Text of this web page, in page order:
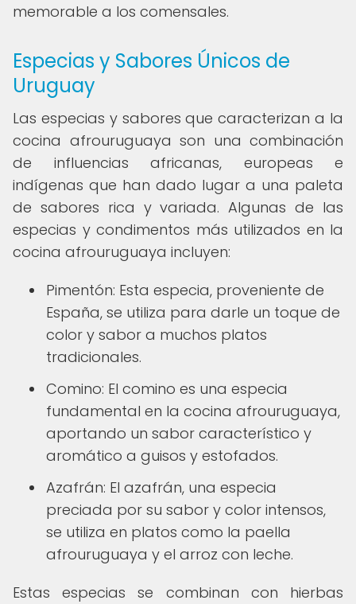
memorable a los comensales.
Especias y Sabores Únicos de
Uruguay
Las especias y sabores que caracterizan a la
cocina afrouruguaya son una combinación
de influencias africanas, europeas e
indígenas que han dado lugar a una paleta
de sabores rica y variada. Algunas de las
especias y condimentos más utilizados en la
cocina afrouruguaya incluyen:
Pimentón: Esta especia, proveniente de
España, se utiliza para darle un toque de
color y sabor a muchos platos
tradicionales.
Comino: El comino es una especia
fundamental en la cocina afrouruguaya,
aportando un sabor característico y
aromático a guisos y estofados.
Azafrán: El azafrán, una especia
preciada por su sabor y color intensos,
se utiliza en platos como la paella
afrouruguaya y el arroz con leche.
Estas especias se combinan con hierbas